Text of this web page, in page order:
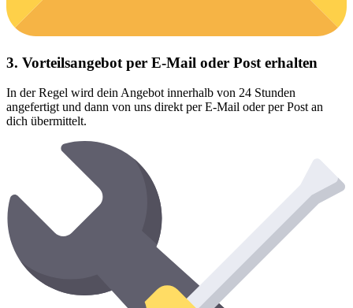
3. Vorteilsangebot per E-Mail oder Post erhalten
In der Regel wird dein Angebot innerhalb von 24 Stunden
angefertigt und dann von uns direkt per E-Mail oder per Post an
dich übermittelt.